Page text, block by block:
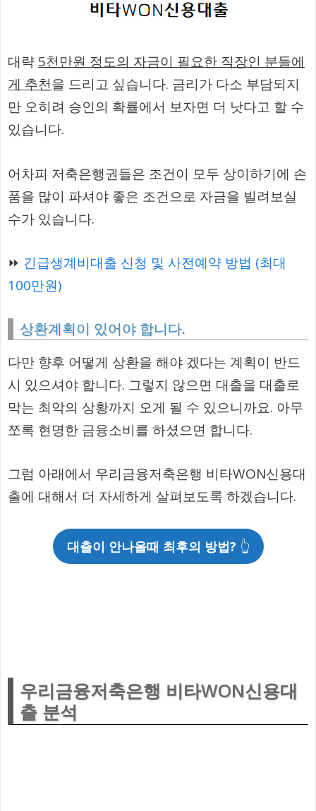
대략 5천만원 정도의 자금이 필요한 직장인 분들에
게 추천을 드리고 싶습니다. 금리가 다소 부담되지
만 오히려 승인의 확률에서 보자면 더 낫다고 할 수
있습니다.
어차피 저축은행권들은 조건이 모두 상이하기에 손
품을 많이 파셔야 좋은 조건으로 자금을 빌려보실
수가 있습니다.
⏩ 긴급생계비대출 신청 및 사전예약 방법 (최대
100만원)
상환계획이 있어야 합니다.
다만 향후 어떻게 상환을 해야 겠다는 계획이 반드
시 있으셔야 합니다. 그렇지 않으면 대출을 대출로
막는 최악의 상황까지 오게 될 수 있으니까요. 아무
쪼록 현명한 금융소비를 하셨으면 합니다.
그럼 아래에서 우리금융저축은행 비타WON신용대
출에 대해서 더 자세하게 살펴보도록 하겠습니다.
대출이 안나올때 최후의 방법? 👆
우리금융저축은행 비타WON신용대
출 분석